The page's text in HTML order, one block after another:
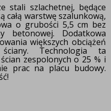
stali szlachetnej, będące
całą warstwęszalunkową,
o grubości 5,5 cm bez
betonowej. Dodatkowa
większych obciążeń
Technologia ta
zespolonych o 25 % i
prac na placu budowy.